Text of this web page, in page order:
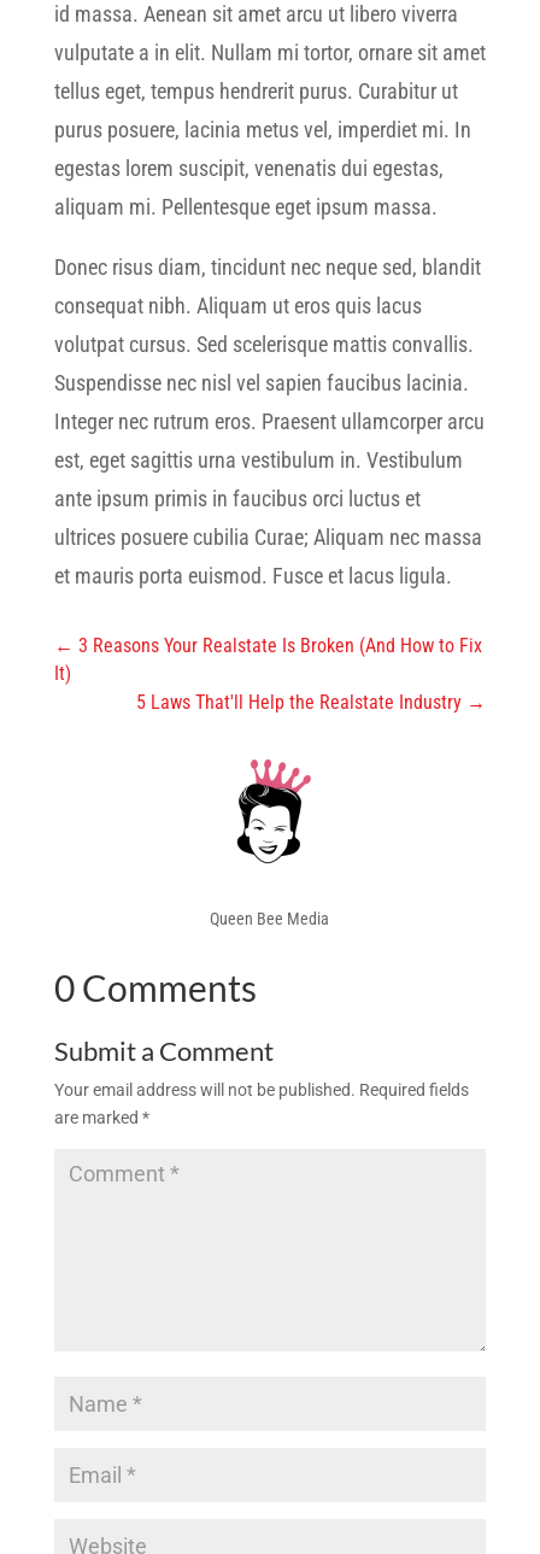
id massa. Aenean sit amet arcu ut libero viverra
vulputate a in elit. Nullam mi tortor, ornare sit amet
tellus eget, tempus hendrerit purus. Curabitur ut
purus posuere, lacinia metus vel, imperdiet mi. In
egestas lorem suscipit, venenatis dui egestas,
aliquam mi. Pellentesque eget ipsum massa.
Donec risus diam, tincidunt nec neque sed, blandit
consequat nibh. Aliquam ut eros quis lacus
volutpat cursus. Sed scelerisque mattis convallis.
Suspendisse nec nisl vel sapien faucibus lacinia.
Integer nec rutrum eros. Praesent ullamcorper arcu
est, eget sagittis urna vestibulum in. Vestibulum
ante ipsum primis in faucibus orci luctus et
ultrices posuere cubilia Curae; Aliquam nec massa
et mauris porta euismod. Fusce et lacus ligula.
← 3 Reasons Your Realstate Is Broken (And How to Fix
It)
5 Laws That'll Help the Realstate Industry →
Queen Bee Media
0 Comments
Submit a Comment
Your email address will not be published. Required fields
are marked *